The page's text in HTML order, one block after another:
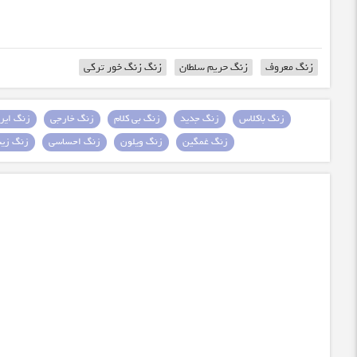
زنگ معروف زنگ حریم سلطان زنگ زنگ خور ترکی
زنگ باکلاس زنگ جدید زنگ بی کلام زنگ خارجی زنگ
زنگ غمگین
زنگ ویلون زنگ احساسی زنگ